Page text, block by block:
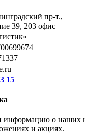
пр-т.,
39, 203 офис
15
информацию о наших
и акциях.